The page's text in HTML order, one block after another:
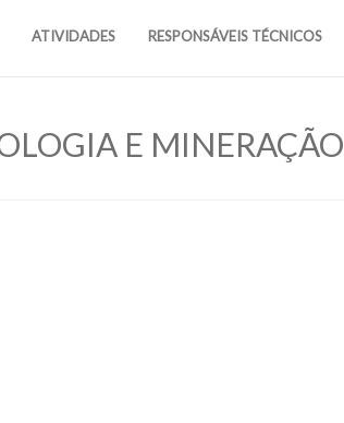
ATIVIDADES RESPONSÁVEIS TÉCNICOS
E MINERAÇÃO